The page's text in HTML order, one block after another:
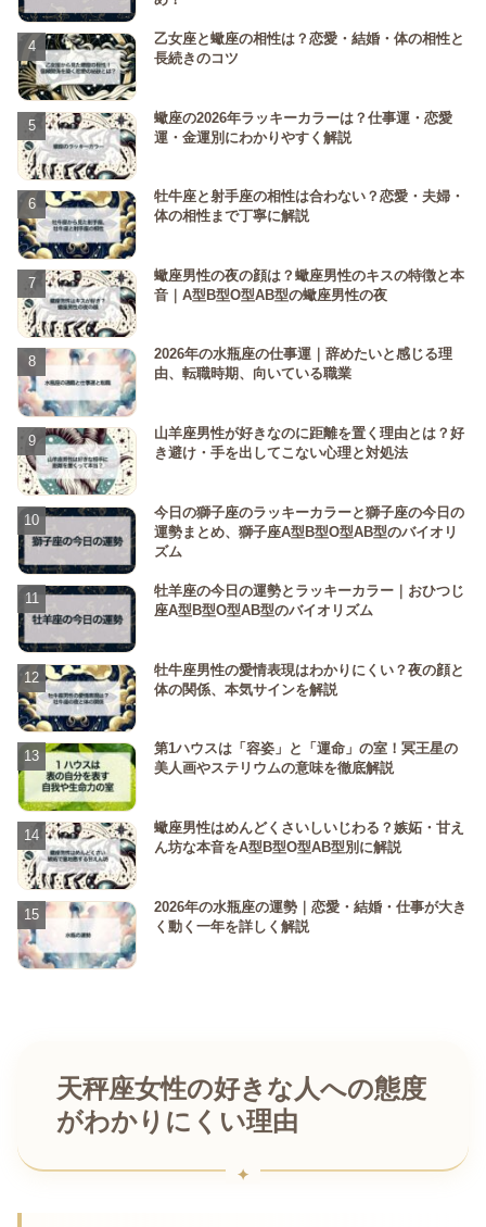
乙女座と蠍座の相性は？恋愛・結婚・体の相性と
長続きのコツ
蠍座の2026年ラッキーカラーは？仕事運・恋愛
運・金運別にわかりやすく解説
牡牛座と射手座の相性は合わない？恋愛・夫婦・
体の相性まで丁寧に解説
蠍座男性の夜の顔は？蠍座男性のキスの特徴と本
音｜A型B型O型AB型の蠍座男性の夜
2026年の水瓶座の仕事運｜辞めたいと感じる理
由、転職時期、向いている職業
山羊座男性が好きなのに距離を置く理由とは？好
き避け・手を出してこない心理と対処法
今日の獅子座のラッキーカラーと獅子座の今日の
運勢まとめ、獅子座A型B型O型AB型のバイオリ
ズム
牡羊座の今日の運勢とラッキーカラー｜おひつじ
座A型B型O型AB型のバイオリズム
牡牛座男性の愛情表現はわかりにくい？夜の顔と
体の関係、本気サインを解説
第1ハウスは「容姿」と「運命」の室！冥王星の
美人画やステリウムの意味を徹底解説
蠍座男性はめんどくさいしいじわる？嫉妬・甘え
ん坊な本音をA型B型O型AB型別に解説
2026年の水瓶座の運勢｜恋愛・結婚・仕事が大き
く動く一年を詳しく解説
天秤座女性の好きな人への態度
がわかりにくい理由